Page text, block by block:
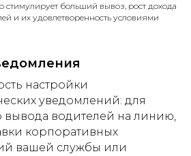
стимулирует больший вывоз, рост дохода
и их удовлетворенность условиями
настройки
уведомлений: для
вывода водителей на линию,
корпоративных
вашей службы или